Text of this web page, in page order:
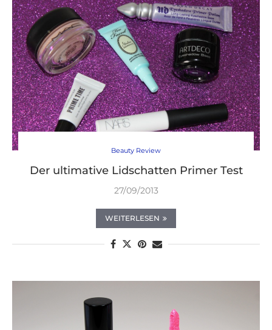
Beauty Review
Der ultimative Lidschatten Primer Test
27/09/2013
WEITERLESEN